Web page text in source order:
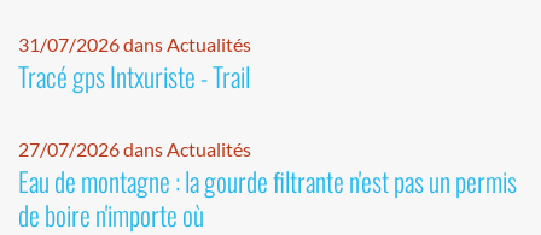
31/07/2026 dans Actualités
Tracé gps Intxuriste - Trail
27/07/2026 dans Actualités
Eau de montagne : la gourde filtrante n'est pas un permis
de boire n'importe où